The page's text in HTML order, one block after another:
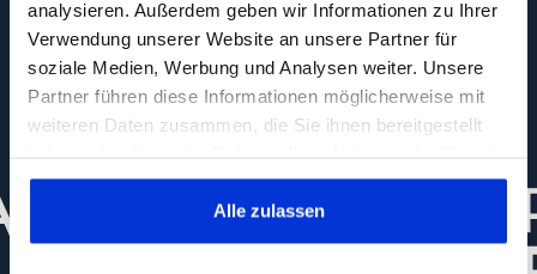
analysieren. Außerdem geben wir Informationen zu Ihrer
Verwendung unserer Website an unsere Partner für
soziale Medien, Werbung und Analysen weiter. Unsere
Partner führen diese Informationen möglicherweise mit
weiteren Daten zusammen, die Sie ihnen bereitgestellt
gesammelt haben. Dies gilt auch für Gesundheitsdaten,
die gegebenenfalls für die Kursdurchführung erhoben
werden.
Alle zulassen